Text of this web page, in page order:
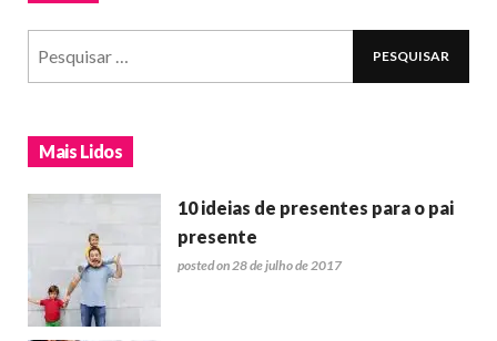
Mais Lidos
10 ideias de presentes para o pai
presente
posted on 28 de julho de 2017